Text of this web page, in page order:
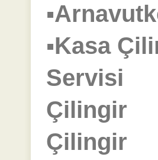
▪Kasa
Servisi
Çilingir
Çilingir